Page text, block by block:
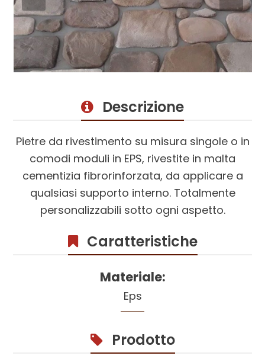
Slide Slide
Descrizione
Pietre da rivestimento su misura singole o in
comodi moduli in EPS, rivestite in malta
cementizia fibrorinforzata, da applicare a
qualsiasi supporto interno. Totalmente
personalizzabili sotto ogni aspetto.
Caratteristiche
Materiale:
Eps
Prodotto